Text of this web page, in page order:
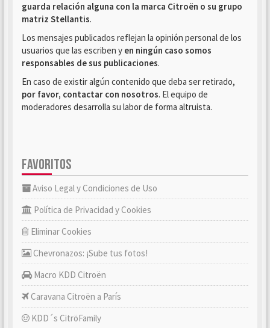
guarda relación alguna con la marca Citroën o su grupo
matriz Stellantis.
Los mensajes publicados reflejan la opinión personal de los
usuarios que las escriben y en ningún caso somos
responsables de sus publicaciones.
En caso de existir algún contenido que deba ser retirado,
por favor, contactar con nosotros. El equipo de
moderadores desarrolla su labor de forma altruista.
FAVORITOS
Aviso Legal y Condiciones de Uso
Política de Privacidad y Cookies
Eliminar Cookies
Chevronazos: ¡Sube tus fotos!
Macro KDD Citroën
Caravana Citroën a París
KDD´s CitröFamily